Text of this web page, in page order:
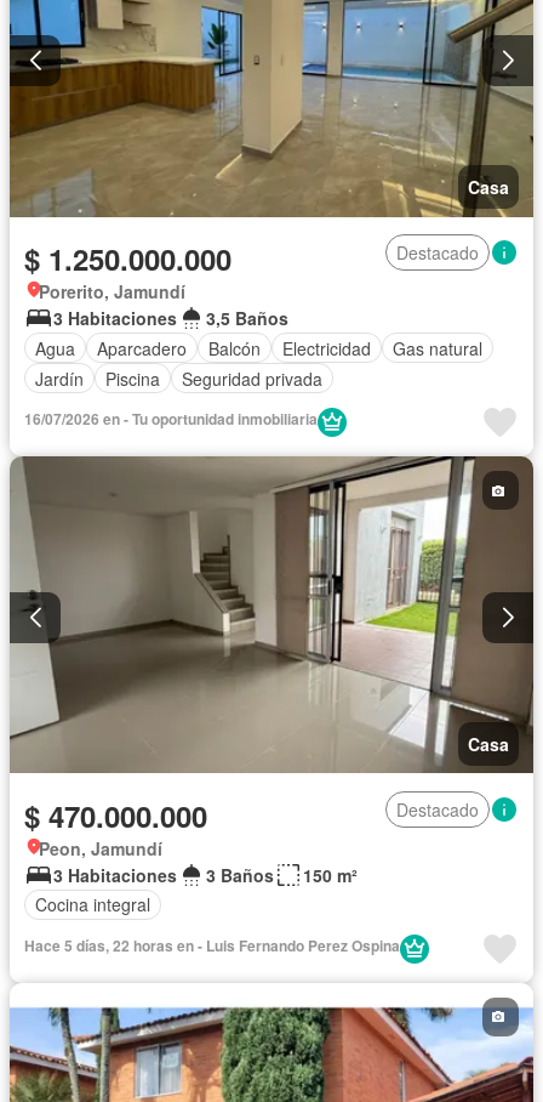
Casa
$ 1.250.000.000
Destacado
Porerito, Jamundí
3 Habitaciones
3,5 Baños
Agua
Aparcadero Balcón Electricidad
Gas natural
Jardín
Piscina Seguridad privada
16/07/2026 en - Tu oportunidad inmobiliaria
Casa
$ 470.000.000
Destacado
Peon, Jamundí
3 Habitaciones
3 Baños
150 m²
Cocina integral
Hace 5 días, 22 horas en - Luis Fernando Perez Ospina